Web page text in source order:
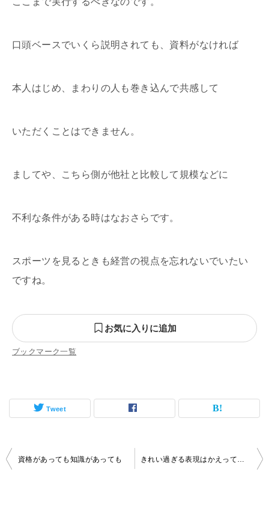
口頭ベースでいくら説明されても、資料がなければ
本人はじめ、まわりの人も巻き込んで共感して
いただくことはできません。
ましてや、こちら側が他社と比較して規模などに
不利な条件がある時はなおさらです。
スポーツを見るときも経営の視点を忘れないでいたい
ですね。
お気に入りに追加
ブックマーク一覧
Tweet
投
資格があっても知識があっても